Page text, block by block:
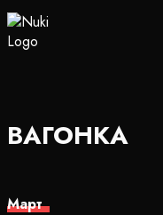
ВАГОНКА
Март